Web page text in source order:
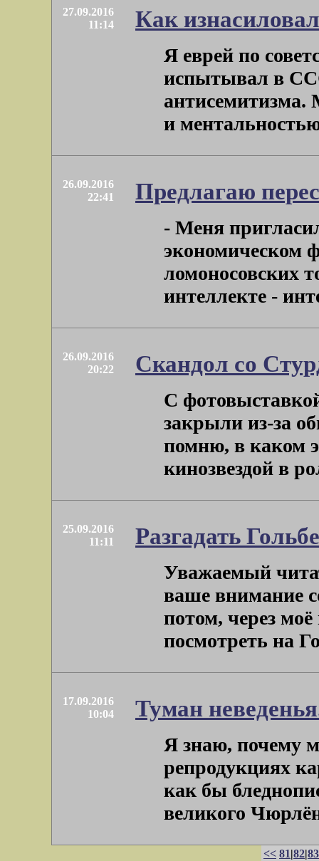
27.09.2016
11:14
Как
Я еврей по
испытывал в
антисемитизма.
и
26.09.2016
22:41
Предлагаю
- Меня
экономическом
ломоносовских
интеллекте -
26.09.2016
20:22
Скандол со
С
закрыли из-за
помню, в каком
кинозвездой в
25.09.2016
11:11
Разгадать
Уважаемый
ваше внимание
потом, через
посмотреть на
17.09.2016
10:04
Туман
Я знаю, почему
репродукциях
как бы
великого
<< 81|82|83